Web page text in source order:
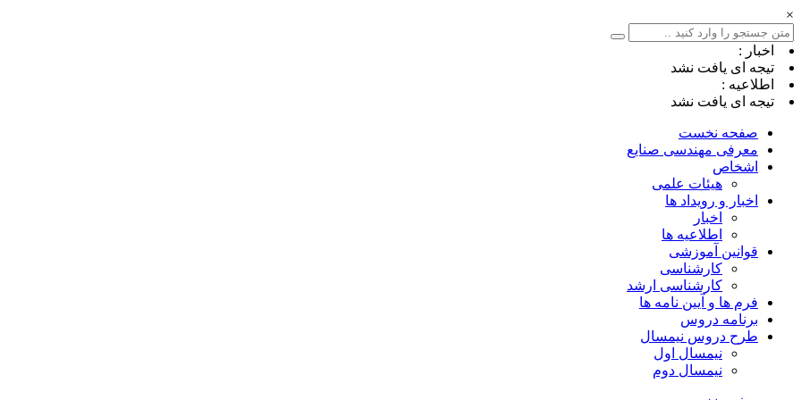
×
اخبار :
تیجه ای یافت نشد
اطلاعیه :
تیجه ای یافت نشد
صفحه نخست
معرفی مهندسی صنایع
اشخاص
هیئات علمی
اخبار و رویداد ها
اخبار
اطلاعیه ها
قوانین آموزشی
کارشناسی
کارشناسی ارشد
فرم ها و آیین نامه ها
برنامه دروس
طرح دروس نیمسال
نیمسال اول
نیمسال دوم